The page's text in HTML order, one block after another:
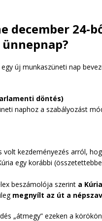
december 24-
új munkaszüneti nap
döntés)
naphoz a szabályozást
kezdeményezés arról,
egy korábbi
beszámolója szerint a
megnyílt az út a
„átmegy” ezeken a